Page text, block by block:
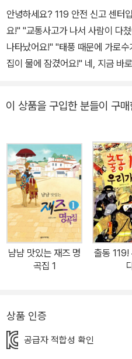
안녕하세요? 119 안전 신고 센터입니다! "앗, 앞 건물에
요!" "교통사고가 나서 사람이 다
나타났어요!" "태풍 때문에 가로
집이 물에 잠겼어요!" 네, 지금 바로 출동하겠습니다! 도움이 필요한
우리의 안전한 24시간을 지키는 소방관의 하루
크게 번졌어요. 이로 인해 총 13명
군에 걸쳐 축구장 약 740개 크기
년 후, 어마어마했던 피해가 채 복
시 산불이 일어났어요. 이때는 축
답니다. 산등성이를 타고 시내로까지 번진 무시무시한 불길 때문에
근처에 사는 1만여 명의 사람들이
달려가야 했던 사람들이 있었어요
는 산불을 끄기 위해 소방차 820
보도되면서 많은 사람들에게 깊은
지는 소방관들에 대한 이야기가
이 상품을 구입한 분들이 구
냠냠 맛있는 재즈 명
곡집 1
출동 119!
상품 인증
공급자 적합성 확인